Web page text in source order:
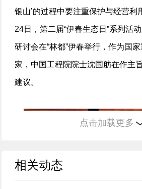
银山’的过程中要注重保护与经营利
24日，第二届“伊春生态日”系列活
研讨会在“林都”伊春举行，作为国
家，中国工程院院士沈国舫在作主
建议。
点击加载更多
相关动态